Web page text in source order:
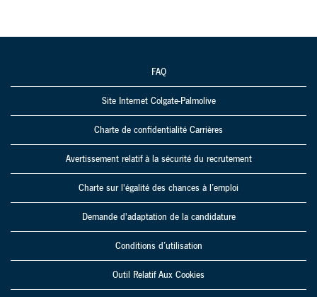
FAQ
Site Internet Colgate-Palmolive
Charte de confidentialité Carrières
Avertissement relatif à la sécurité du recrutement
Charte sur l'égalité des chances à l’emploi
Demande d'adaptation de la candidature
Conditions d’utilisation
Outil Relatif Aux Cookies